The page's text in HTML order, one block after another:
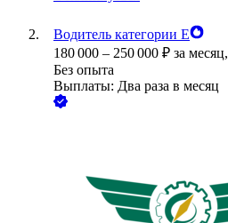
Водитель категории Е
180 000 – 250 000 ₽ за месяц,
Без опыта
Выплаты: Два раза в месяц